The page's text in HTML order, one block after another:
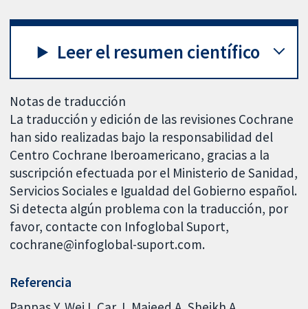
Leer el resumen científico
Notas de traducción
La traducción y edición de las revisiones Cochrane
han sido realizadas bajo la responsabilidad del
Centro Cochrane Iberoamericano, gracias a la
suscripción efectuada por el Ministerio de Sanidad,
Servicios Sociales e Igualdad del Gobierno español.
Si detecta algún problema con la traducción, por
favor, contacte con Infoglobal Suport,
cochrane@infoglobal-suport.com.
Referencia